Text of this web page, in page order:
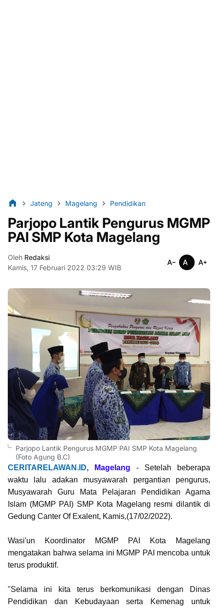
Jateng Magelang Pendidikan
Parjopo Lantik Pengurus MGMP
PAI SMP Kota Magelang
Oleh Redaksi
Kamis, 17 Februari 2022 03:29 WIB
Parjopo Lantik Pengurus MGMP PAI SMP Kota Magelang
(Foto Agung B.C)
CERITARELAWAN.ID, Magelang - Setelah beberapa
waktu lalu adakan musyawarah pergantian pengurus,
Musyawarah Guru Mata Pelajaran Pendidikan Agama
Islam (MGMP PAI) SMP Kota Magelang resmi dilantik di
Gedung Canter Of Exalent, Kamis,(17/02/2022).
Wasi'un Koordinator MGMP PAI Kota Magelang
mengatakan bahwa selama ini MGMP PAI mencoba untuk
terus produktif.
"Selama ini kita terus berkomunikasi dengan Dinas
Pendidikan dan Kebudayaan serta Kemenag untuk